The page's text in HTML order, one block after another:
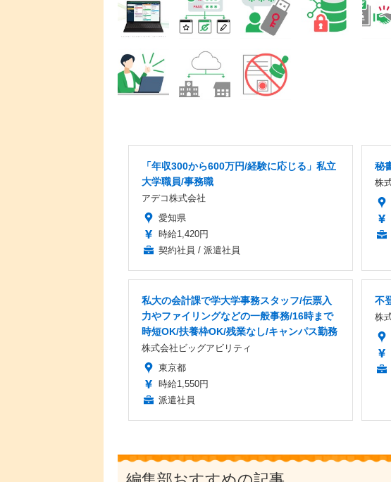
「年収300から600万円/経験に応じる」私立
大学職員/事務職
アデコ株式会社
愛知県
時給1,420円
契約社員 / 派遣社員
秘
株
私大の会計課で学大学事務スタッフ/伝票入
力やファイリングなどの一般事務/16時まで
時短OK/扶養枠OK/残業なし/キャンパス勤務
株式会社ビッグアビリティ
東京都
時給1,550円
派遣社員
不
株